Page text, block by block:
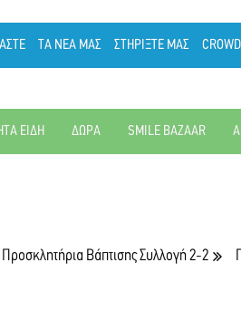
ΤΑ ΝΕΑ ΜΑΣ ΣΤΗΡΙΞΤΕ ΜΑΣ
ΕΙΔΗ ΔΩΡΑ SMILE BAZAAR
Προσκλητήρια Βάπτισης Συλλογή 2-2